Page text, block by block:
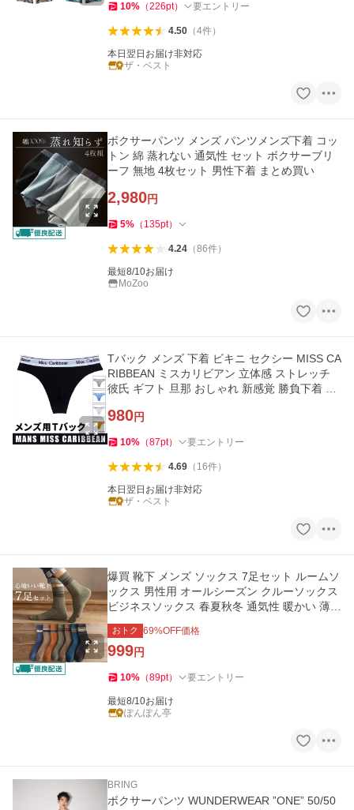
10% （226pt） 要エントリー
4.50（4件）
本日翌日お届け非対応
ザ・ベスト
ボクサーパンツ メンズ パンツメンズ下着 コッ
トン 綿 蒸れない 通気性 セット ボクサーブリ
ーフ 無地 4枚セット 男性下着 まとめ買い
2,980円
5% （ 135pt）
4.24（86件）
最短8/10お届け
MoZoo
Tバック メンズ 下着 ビキニ セクシー MISS CA
RIBBEAN ミスカリビアン 立体感 ストレッチ
彼氏 ギフト 旦那 おしゃれ 新感覚 勝負下着 3D
980円
10% （87pt） 要エントリー
4.69（ 16件）
本日翌日お届け非対応
ザ・ベスト
爆買 靴下 メンズ ソックス 7足セット ルームソ
ックス 男性用 オールシーズン クルーソックス
ビジネスソックス 春夏秋冬 通気性 暖かい 薄手
アウトドア
おトク 69%OFF価格
999円
10% （89pt） 要エントリー
最短8/10お届け
ぽんぽん亭
BRING
ボクサーパンツ WUNDERWEAR ”ONE” 50/50